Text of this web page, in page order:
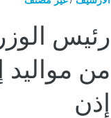
رئيس
من
إذن